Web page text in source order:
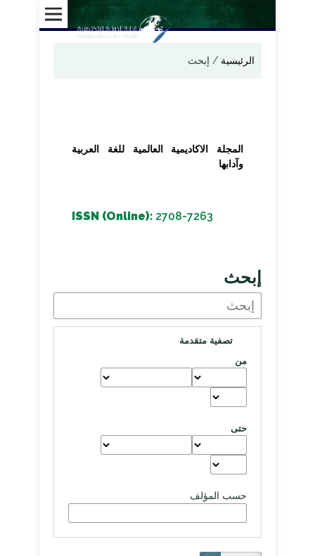
الرئيسية/ إبحث
المجلة الاكاديمية العالمية للغة العربية
وآدابها
ISSN (Online): 2708-7263
إبحث
تصفية متقدمة
من
حتى
حسب المؤلف